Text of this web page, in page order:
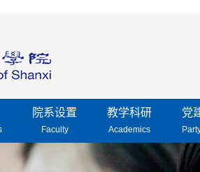
院系设置
Faculty
教学科研
Academics
党